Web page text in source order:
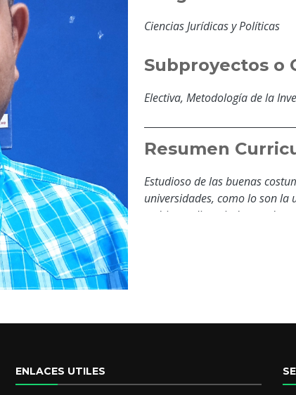
Ciencias Jurídicas y Políticas
Subproyectos o
Electiva, Metodología de la
Resumen
Estudioso de las buenas
universidades, como lo son
rodriguez, licenciado en
Magister Scienciarum
ENLACES UTILES